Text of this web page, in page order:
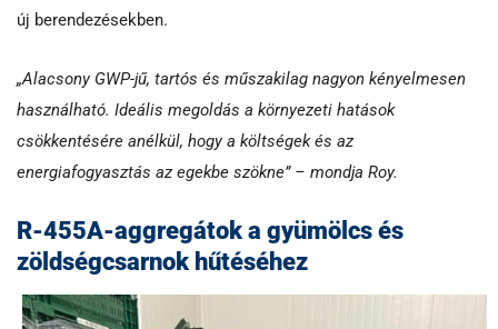
új berendezésekben.
„Alacsony GWP-jű, tartós és műszakilag nagyon kényelmesen
használható. Ideális megoldás a környezeti hatások
csökkentésére anélkül, hogy a költségek és az
energiafogyasztás az egekbe szökne” – mondja Roy.
R-455A-aggregátok a gyümölcs és
zöldségcsarnok hűtéséhez